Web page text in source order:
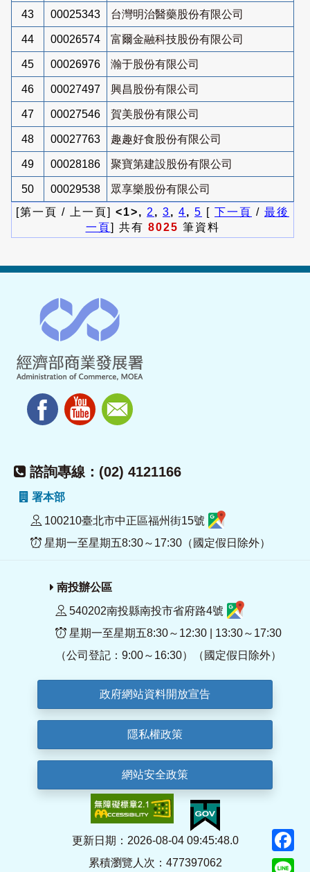
43 00025343 台灣明治醫藥股份有限公司
44 00026574 富爾金融科技股份有限公司
45 00026976 瀚于股份有限公司
46 00027497 興昌股份有限公司
47 00027546 賀美股份有限公司
48 00027763 趣趣好食股份有限公司
49 00028186 聚寶第建設股份有限公司
50 00029538
眾享樂股份有限公司
[第一頁 / 上一頁] <1>, 2 , 3, 4, 5 [ 下一頁 / 最後
一頁] 共有 8025 筆資料
諮詢專線：(02) 4121166
署本部
100210臺北市中正區福州街15號
星期一至星期五8:30～17:30（國定假日除外）
南投辦公區
540202南投縣南投市省府路4號
星期一至星期五8:30～12:30 | 13:30～17:30
（公司登記：9:00～16:30）（國定假日除外）
政府網站資料開放宣告
隱私權政策
網站安全政策
更新日期：2026-08-04 09:45:48.0
累積瀏覽人次：477397062